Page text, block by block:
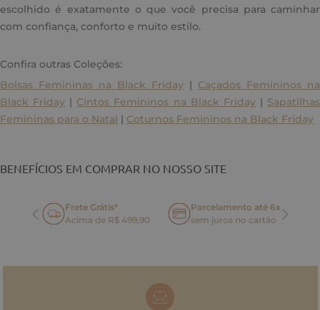
escolhido é exatamente o que você precisa para caminhar
com confiança, conforto e muito estilo.
Confira outras Coleções:
Bolsas Femininas na Black Friday | Caçados Femininos na
Black Friday | Cintos Femininos na Black Friday| Sapatilhas
Femininas para o Natal | Coturnos Femininos na Black Friday
BENEFÍCIOS EM COMPRAR NO NOSSO SITE
Frete Grátis*
Acima de R$ 499,90
Parcelamento até 6x
sem juros no cartão